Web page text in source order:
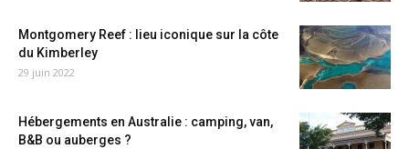
Montgomery Reef : lieu iconique sur la côte
du Kimberley
29 juin 2022
Hébergements en Australie : camping, van,
B&B ou auberges ?